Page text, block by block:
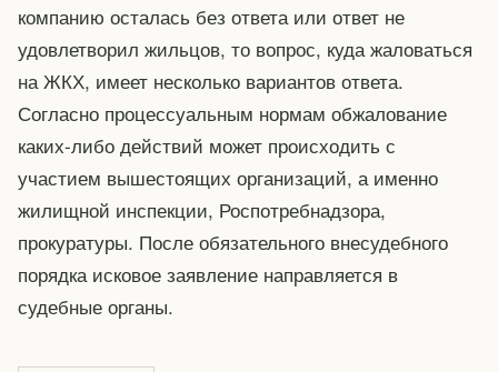
компанию осталась без ответа или ответ не
удовлетворил жильцов, то вопрос, куда жаловаться
на ЖКХ, имеет несколько вариантов ответа.
Согласно процессуальным нормам обжалование
каких-либо действий может происходить с
участием вышестоящих организаций, а именно
жилищной инспекции, Роспотребнадзора,
прокуратуры. После обязательного внесудебного
порядка исковое заявление направляется в
судебные органы.